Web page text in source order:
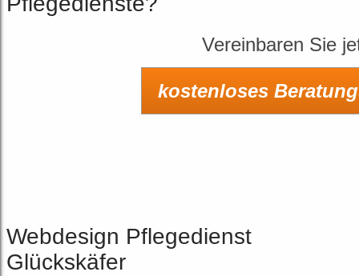
Vereinbaren Sie
kostenloses
Webdesign Pflegedienst
Glückskäfer